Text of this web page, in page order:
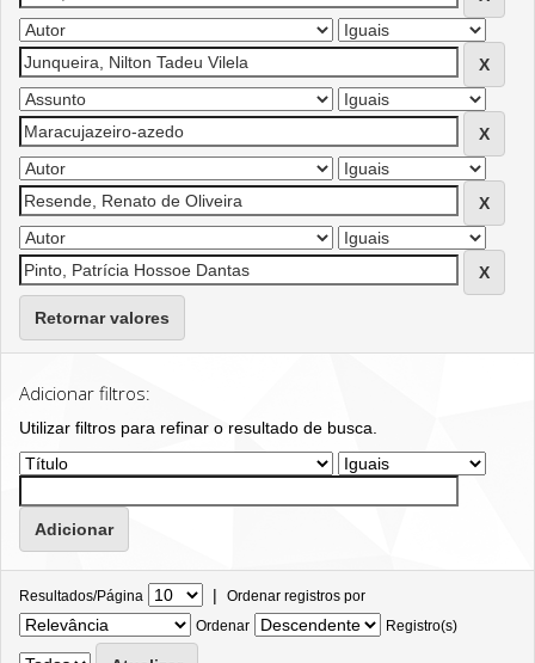
Retornar valores
Adicionar filtros:
Utilizar filtros para refinar o resultado de busca.
Resultados/Página | Ordenar registros por
Ordenar
Registro(s)